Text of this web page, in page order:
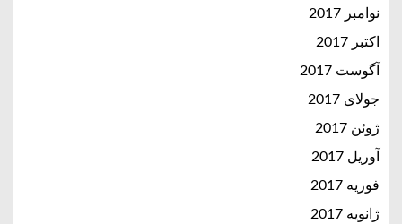
نوامبر 2017
اکتبر 2017
آگوست 2017
جولای 2017
ژوئن 2017
آوریل 2017
فوریه 2017
ژانویه 2017